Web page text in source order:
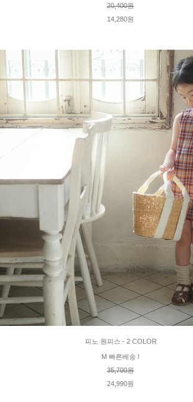
20,400원
14,280원
피노 원피스 - 2 COLOR
M 빠른배송 !
35,700원
24,990원